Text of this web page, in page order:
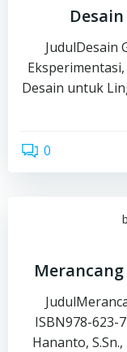
JudulDesain
Desain untuk
0
ISBN978-623-
Hananto,